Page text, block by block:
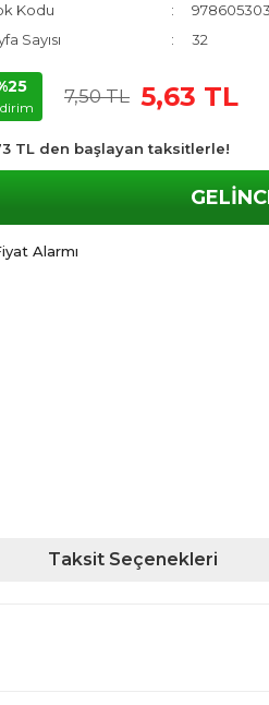
Kodu
Sayısı
32
7,50 TL 5,63 TL
TL den başlayan taksitlerle!
Alarmı
Taksit Seçenekleri